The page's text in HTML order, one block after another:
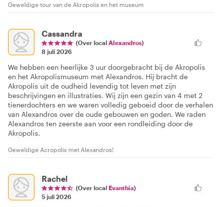
Geweldige tour van de Akropolis en het museum
Cassandra
(Over local Alexandros)
8 juli 2026
We hebben een heerlijke 3 uur doorgebracht bij de Akropolis
en het Akropolismuseum met Alexandros. Hij bracht de
Akropolis uit de oudheid levendig tot leven met zijn
beschrijvingen en illustraties. Wij zijn een gezin van 4 met 2
tienerdochters en we waren volledig geboeid door de verhalen
van Alexandros over de oude gebouwen en goden. We raden
Alexandros ten zeerste aan voor een rondleiding door de
Akropolis.
Geweldige Acropolis met Alexandros!
Rachel
(Over local Evanthia)
5 juli 2026